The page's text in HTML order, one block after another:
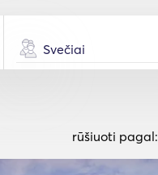
Svečiai
rūšiuoti pagal: